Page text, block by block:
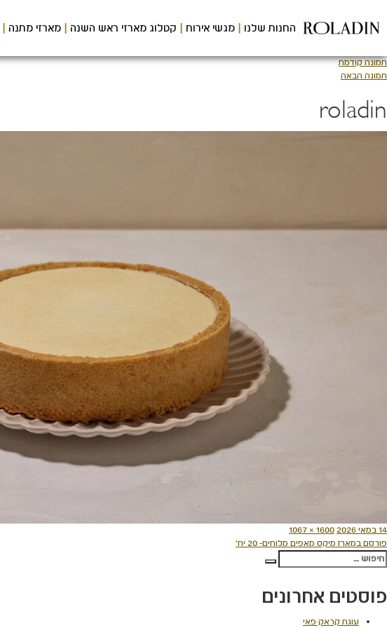
לתוכן
המרכזי
החנות שלנו מגשי אירוח קטלוג מארזי ראש השנה מארזי מתנה
תמונה קודמת
תמונה הבאה
roladin
פורסם
בתאריך
14 במאי 2026
מסך
מלא
1600 × 1067
ניווט
פורסם במארז מיקס מאפים מלוחים- 20 יח'
חפש:
חיפוש
פוסטים אחרונים
עוגת קראק פאי